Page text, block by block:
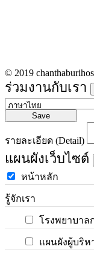
© 2019
ร่วมงานกับเรา
Save
รายละเอียด (Detail)
แผนผังเว็บไซต์
หน้าหลัก
รู้จักเรา
โรงพยาบาล
แผนผังผู้บริห